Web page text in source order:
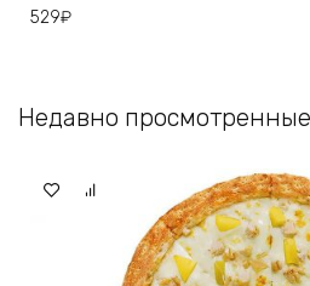
529₽
Недавно